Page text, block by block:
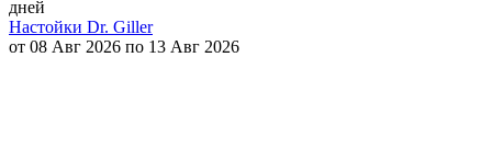
дней
Настойки Dr. Giller
от 08 Авг 2026 по 13 Авг 2026